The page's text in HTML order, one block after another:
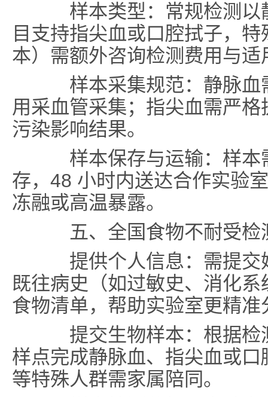
样本类型：常规检测以
目支持指尖血或口腔拭子，
本）需额外咨询检测费用与适
样本采集规范：静脉血
用采血管采集；指尖血需严
污染影响结果。
样本保存与运输：样本
存，48 小时内送达合作实验
冻融或高温暴露。
五、全国食物不耐受检
提供个人信息：需提交
既往病史（如过敏史、消化
食物清单，帮助实验室更精准
提交生物样本：根据检
样点完成静脉血、指尖血或
等特殊人群需家属陪同。